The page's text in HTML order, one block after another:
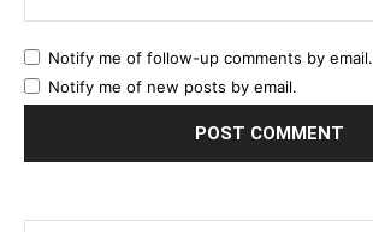
Notify me of follow-up comments by email.
Notify me of new posts by email.